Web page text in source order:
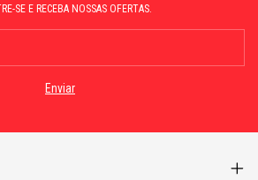
SE E RECEBA NOSSAS OFERTAS.